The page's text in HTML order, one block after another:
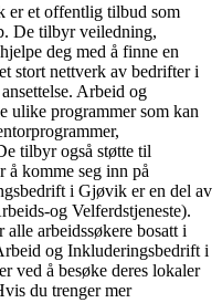
er et offentlig tilbud som
De tilbyr veiledning,
deg med å finne en
stort nettverk av bedrifter i
Arbeid og
ulike programmer som kan
tilbyr også støtte til
å komme seg inn på
i Gjøvik er en del av
og Velferdstjeneste).
alle arbeidssøkere bosatt i
og Inkluderingsbedrift i
ved å besøke deres lokaler
du trenger mer